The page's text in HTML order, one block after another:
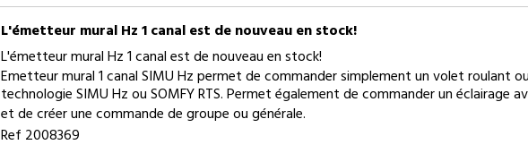
L'émetteur mural Hz 1 canal est de nouveau en stock!
L'émetteur mural Hz 1 canal est de nouveau en stock!
Emetteur mural 1 canal SIMU Hz permet de commander simplement un volet roulant
technologie SIMU Hz ou SOMFY RTS. Permet également de commander un éclairage
et de créer une commande de groupe ou générale.
Ref 2008369